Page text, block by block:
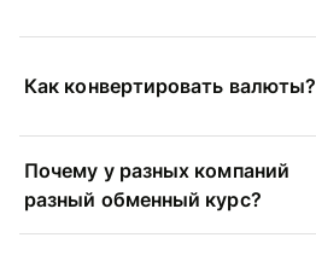
Как конвертировать валюты?
Почему у разных компаний
разный обменный курс?